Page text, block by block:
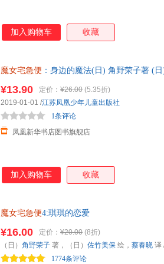
加入购物车 收藏
魔女宅急便 ：身边的魔法(日) 角野荣子著 (
¥13.90 定价： ¥26.00 (5.35折)
凤凰新华书店图书旗舰店
1条评论
2019-01-01 /江苏凤凰少年儿童出版社
加入购物车 收藏
魔女宅急便4:琪琪的恋爱
¥16.00 定价： ¥20.00 (8折)
1774条评论
（日） 角野荣子 著，（日） 佐竹美保 绘， 蔡春晓 译